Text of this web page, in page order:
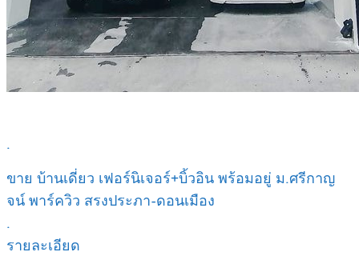
.
ขาย บ้านเดี่ยว เฟอร์นิเจอร์+บิ้วอิน พร้อมอยู่ ม.ศรีกาญ
จน์ พาร์ควิว สรงประภา-ดอนเมือง
.
รายละเอียด